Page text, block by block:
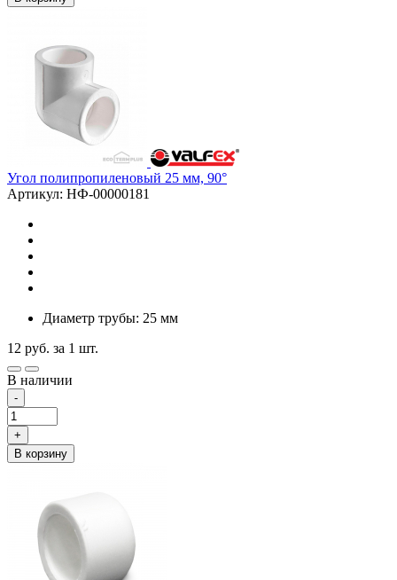
Угол полипропиленовый 25 мм, 90°
Артикул: НФ-00000181
Диаметр трубы: 25 мм
12 руб. за 1 шт.
В наличии
-
+
В корзину